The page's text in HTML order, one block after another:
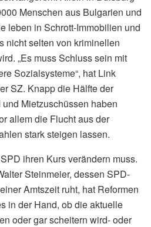
Menschen aus Bulgarien und
leben in Schrott-Immobilien und
nicht selten von kriminellen
„Es muss Schluss sein mit
Sozialsysteme“, hat Link
SZ. Knapp die Hälfte der
Mietzuschüssen haben
allem die Flucht aus der
stark steigen lassen.
ihren Kurs verändern muss.
Steinmeier, dessen SPD-
Amtszeit ruht, hat Reformen
in der Hand, ob die aktuelle
oder gar scheitern wird- oder